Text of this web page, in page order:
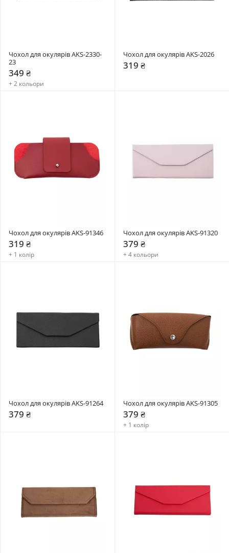
Чохол для окулярів AKS-2330-
23
349 ₴
+ 2 кольори
Чохол для окулярів AKS-2026
319 ₴
Чохол для окулярів AKS-91346
319 ₴
+ 1 колір
Чохол для окулярів AKS-91320
379 ₴
+ 4 кольори
Чохол для окулярів AKS-91264
379 ₴
Чохол для окулярів AKS-91305
379 ₴
+ 1 колір